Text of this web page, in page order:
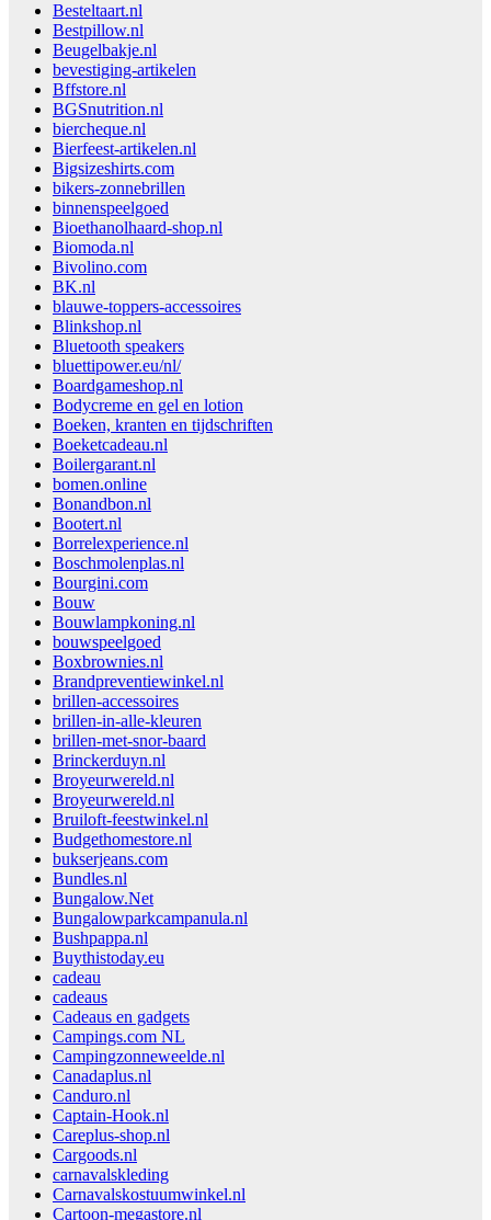
Besteltaart.nl
Bestpillow.nl
Beugelbakje.nl
bevestiging-artikelen
Bffstore.nl
BGSnutrition.nl
biercheque.nl
Bierfeest-artikelen.nl
Bigsizeshirts.com
bikers-zonnebrillen
binnenspeelgoed
Bioethanolhaard-shop.nl
Biomoda.nl
Bivolino.com
BK.nl
blauwe-toppers-accessoires
Blinkshop.nl
Bluetooth speakers
bluettipower.eu/nl/
Boardgameshop.nl
Bodycreme en gel en lotion
Boeken, kranten en tijdschriften
Boeketcadeau.nl
Boilergarant.nl
bomen.online
Bonandbon.nl
Bootert.nl
Borrelexperience.nl
Boschmolenplas.nl
Bourgini.com
Bouw
Bouwlampkoning.nl
bouwspeelgoed
Boxbrownies.nl
Brandpreventiewinkel.nl
brillen-accessoires
brillen-in-alle-kleuren
brillen-met-snor-baard
Brinckerduyn.nl
Broyeurwereld.nl
Broyeurwereld.nl
Bruiloft-feestwinkel.nl
Budgethomestore.nl
bukserjeans.com
Bundles.nl
Bungalow.Net
Bungalowparkcampanula.nl
Bushpappa.nl
Buythistoday.eu
cadeau
cadeaus
Cadeaus en gadgets
Campings.com NL
Campingzonneweelde.nl
Canadaplus.nl
Canduro.nl
Captain-Hook.nl
Careplus-shop.nl
Cargoods.nl
carnavalskleding
Carnavalskostuumwinkel.nl
Cartoon-megastore.nl